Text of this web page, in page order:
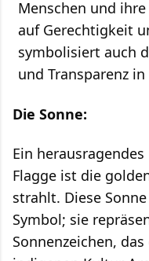
Menschen und
auf Gerechtigkeit
symbolisiert auch
und Transparenz
Die Sonne:
Ein
Flagge ist die
strahlt. Diese
Symbol; sie
Sonnenzeichen,